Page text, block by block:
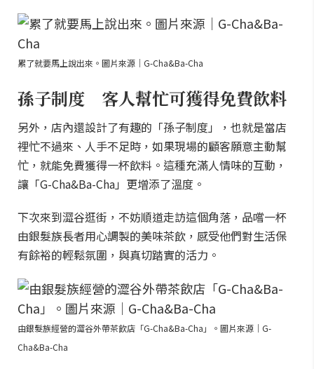
累了就要馬上說出來。圖片來源｜G-Cha&Ba-Cha
孫子制度 客人幫忙可獲得免費飲料
另外，店內還設計了有趣的「孫子制度」，也就是當店
裡忙不過來、人手不足時，如果現場的顧客願意主動幫
忙，就能免費獲得一杯飲料。這種充滿人情味的互動，
讓「G-Cha&Ba-Cha」更增添了溫度。
下次來到澀谷逛街，不妨順道走訪這個角落，品嚐一杯
由銀髮族長者用心調製的美味茶飲，感受他們對生活保
有餘裕的輕鬆氛圍，與真切踏實的活力。
由銀髮族經營的澀谷外帶茶飲店「G-Cha&Ba-Cha」。圖片來源｜G-
Cha&Ba-Cha